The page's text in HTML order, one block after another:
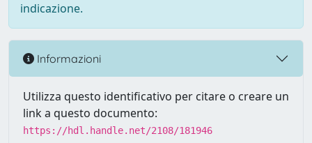
indicazione.
Informazioni
Utilizza questo identificativo per citare o creare un
link a questo documento:
https://hdl.handle.net/2108/181946